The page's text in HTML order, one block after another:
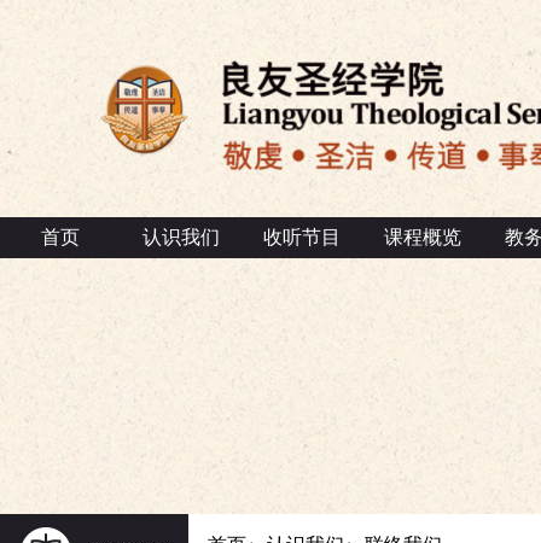
首页 认识我们 收听节目 课程概览 教